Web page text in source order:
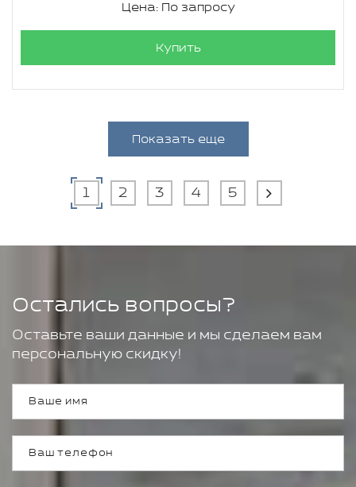
Цена: По запросу
Купить
Показать еще
1 2 3 4 5
Остались вопросы?
Оставьте ваши данные и мы сделаем вам
персональную скидку!